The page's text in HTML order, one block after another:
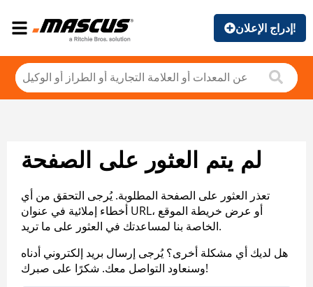
إدراج الإعلان!
لم يتم العثور على الصفحة
تعذر العثور على الصفحة المطلوبة. يُرجى التحقق من أي
أخطاء إملائية في عنوان URL، أو عرض خريطة الموقع
الخاصة بنا لمساعدتك في العثور على ما تريد.
هل لديك أي مشكلة أخرى؟ يُرجى إرسال بريد إلكتروني أدناه
وسنعاود التواصل معك. شكرًا على صبرك!